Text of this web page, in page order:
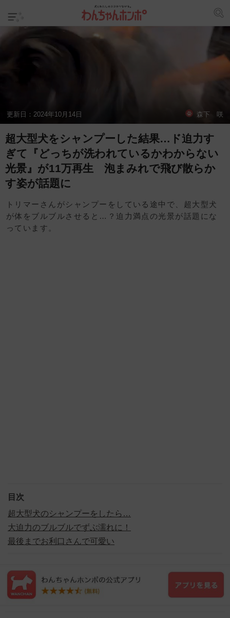
更新日： 2024年10月14日 森下 咲
超大型犬をシャンプーした結果…ド迫力す
ぎて『どっちが洗われているかわからない
光景』が11万再生 泡まみれで飛び散らか
す姿が話題に
トリマーさんがシャンプーをしている途中で、超大型犬
が体をブルブルさせると…？迫力満点の光景が話題にな
っています。
目次
超大型犬のシャンプーをしたら…
大迫力のブルブルでずぶ濡れに！
最後までお利口さんで可愛い